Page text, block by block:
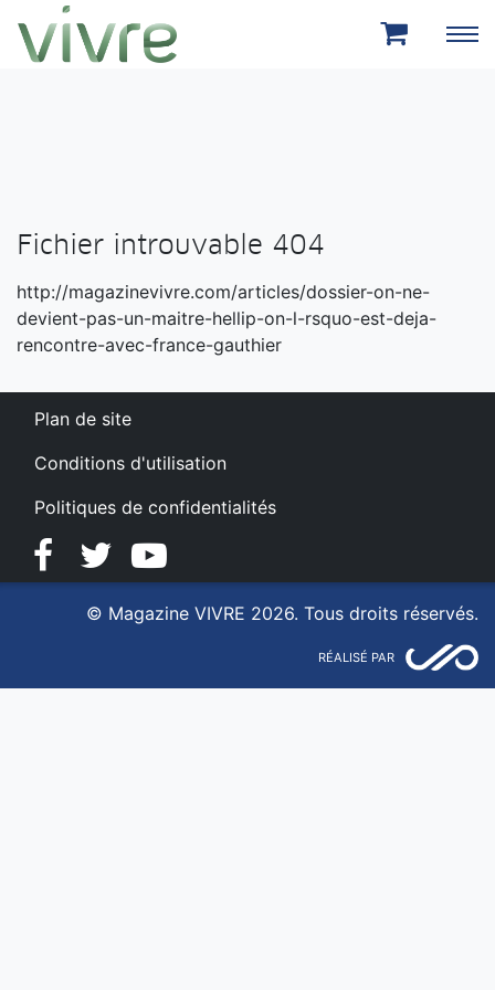
Aller au menu principal
Aller au contenu principal
Fichier introuvable 404
http://magazinevivre.com/articles/dossier-on-ne-
devient-pas-un-maitre-hellip-on-l-rsquo-est-deja-
rencontre-avec-france-gauthier
Plan de site
Conditions d'utilisation
Politiques de confidentialités
FacebookTwitterYouTube
© Magazine VIVRE 2026. Tous droits réservés.
RÉALISÉ PAR